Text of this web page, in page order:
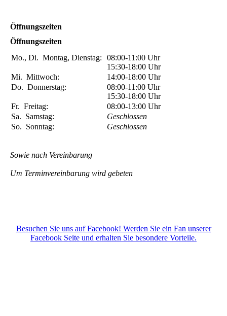
Öffnungszeiten
Öffnungszeiten
Mo., Di. Montag, Dienstag: 08:00-11:00 Uhr
15:30-18:00 Uhr
Mi. Mittwoch: 14:00-18:00 Uhr
Do. Donnerstag: 08:00-11:00 Uhr
15:30-18:00 Uhr
Fr. Freitag: 08:00-13:00 Uhr
Sa. Samstag:
Geschlossen
So. Sonntag: Geschlossen
Sowie nach Vereinbarung
Um Terminvereinbarung wird gebeten
Besuchen Sie uns auf Facebook! Werden Sie ein Fan unserer
Facebook Seite und erhalten Sie besondere Vorteile.